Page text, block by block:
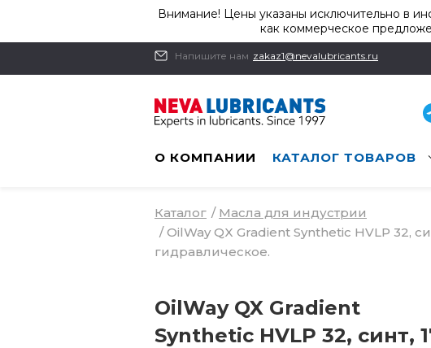
Внимание! Цены указаны исключительно в
как коммерческое
Напишите нам zakaz1@nevalubricants.ru
О КОМПАНИИ КАТАЛОГ ТОВАРОВ
Каталог / Масла для индустрии
/ OilWay QX Gradient Synthetic HVLP 32,
гидравлическое.
OilWay QX Gradient
Synthetic HVLP 32, синт,